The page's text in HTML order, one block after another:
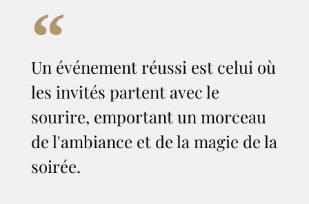
Un événement réussi est celui où
les invités partent avec le
sourire, emportant un morceau
de l'ambiance et de la magie de la
soirée.